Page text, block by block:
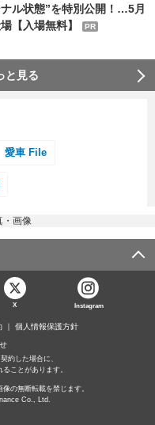
ル状態”を特別公開！…5月
【入場無料】
PR
と見る
愛車 File
・画像
X Instagram
個人情報保護方針
約した場合に、
ことがあります。
の無断転載を禁じます。
Co., Ltd.